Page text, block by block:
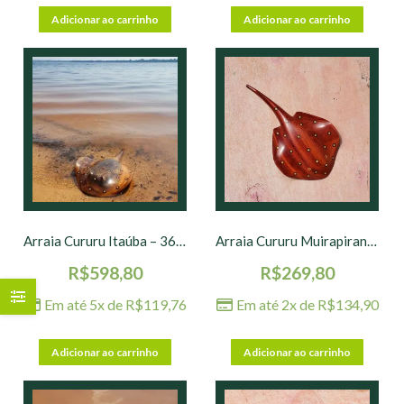
Adicionar ao carrinho Adicionar ao carrinho
Arraia Cururu Itaúba – 36 x 22 cm
R$598,80
Em até 5x de R$119,76
Adicionar ao carrinho
Arraia Cururu Muirapiranga – 27 x 15 cm
R$269,80
Em até 2x de R$134,90
Adicionar ao carrinho